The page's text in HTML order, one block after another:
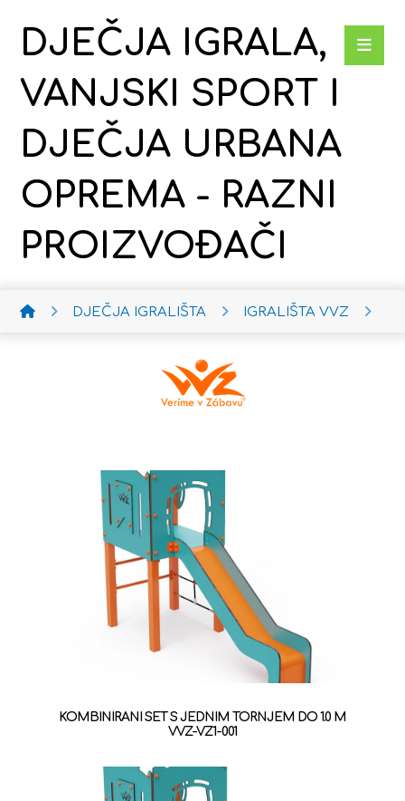
DJEČJA IGRALA,
VANJSKI SPORT I
DJEČJA URBANA
OPREMA - RAZNI
PROIZVOĐAČI
DJEČJA IGRALIŠTA IGRALIŠTA VVZ
KOMBINIRANI SET S JEDNIM TORNJEM DO 1.0 M
VVZ-VZ1-001